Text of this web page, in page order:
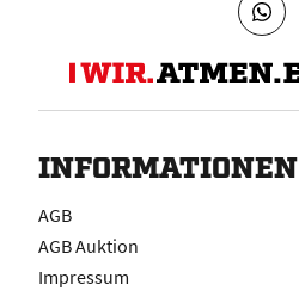
INFORMATIONEN
AGB
AGB Auktion
Impressum